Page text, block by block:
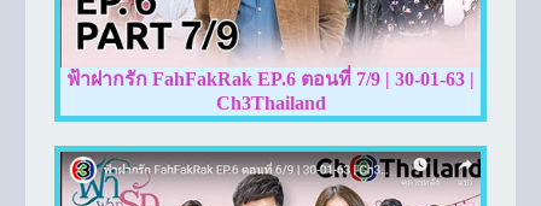
ฟ้าฝากรัก FahFakRak EP.6 ตอนที่ 7/9 | 30-01-63 |
Ch3Thailand